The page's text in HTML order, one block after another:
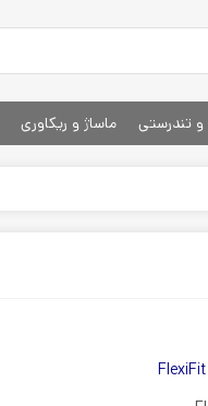
تندرستی ماساژ و ریکاوری